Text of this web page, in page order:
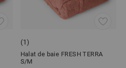
(1)
Halat de baie FRESH TERRA
S/M